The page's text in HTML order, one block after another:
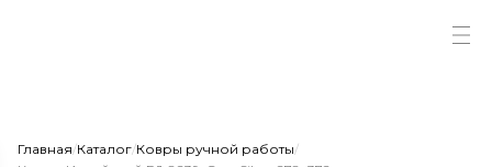
Главная/Каталог/Ковры ручной работы/